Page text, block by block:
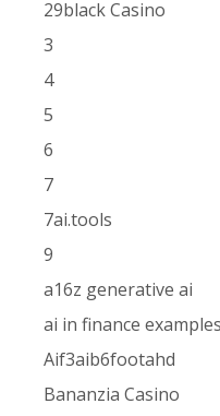
29black Casino
3
4
5
6
7
7ai.tools
9
a16z generative ai
ai in finance
Aif3aib6footahd
Bananzia Casino